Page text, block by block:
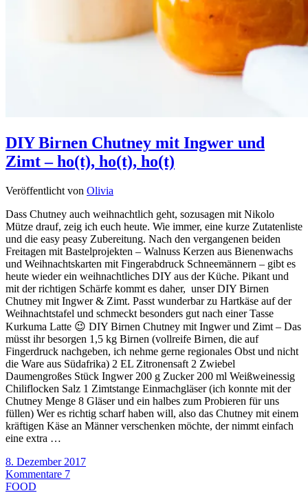
DIY Birnen Chutney mit Ingwer und
Zimt – ho(t), ho(t), ho(t)
Veröffentlicht von Olivia
Dass Chutney auch weihnachtlich geht, sozusagen mit Nikolo
Mütze drauf, zeig ich euch heute. Wie immer, eine kurze Zutatenliste
und die easy peasy Zubereitung. Nach den vergangenen beiden
Freitagen mit Bastelprojekten – Walnuss Kerzen aus Bienenwachs
und Weihnachtskarten mit Fingerabdruck Schneemännern – gibt es
heute wieder ein weihnachtliches DIY aus der Küche. Pikant und
mit der richtigen Schärfe kommt es daher, unser DIY Birnen
Chutney mit Ingwer & Zimt. Passt wunderbar zu Hartkäse auf der
Weihnachtstafel und schmeckt besonders gut nach einer Tasse
Kurkuma Latte 😉 DIY Birnen Chutney mit Ingwer und Zimt – Das
müsst ihr besorgen 1,5 kg Birnen (vollreife Birnen, die auf
Fingerdruck nachgeben, ich nehme gerne regionales Obst und nicht
die Ware aus Südafrika) 2 EL Zitronensaft 2 Zwiebel
Daumengroßes Stück Ingwer 200 g Zucker 200 ml Weißweinessig
Chiliflocken Salz 1 Zimtstange Einmachgläser (ich konnte mit der
Chutney Menge 8 Gläser und ein halbes zum Probieren für uns
füllen) Wer es richtig scharf haben will, also das Chutney mit einem
kräftigen Käse an Männer verschenken möchte, der nimmt einfach
eine extra …
8. Dezember 2017
Kommentare 7
FOOD